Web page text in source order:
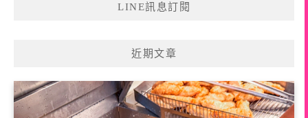
LINE訊息訂閱
近期文章